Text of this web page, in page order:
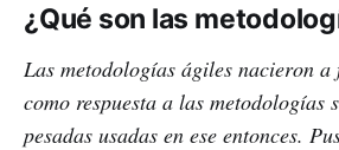
¿Qué son las
Las metodologías ágiles nacieron a
como respuesta a las metodologías
pesadas usadas en ese entonces.